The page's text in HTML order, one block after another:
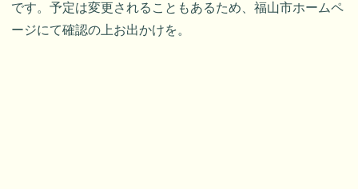
です。予定は変更されることもあるため、福山市ホームペ
ージにて確認の上お出かけを。